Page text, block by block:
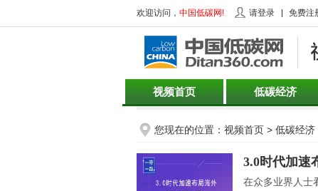
欢迎访问， 中国低碳网! 请登录 免费注
视频首页 低碳经济
您现在的位置： 视频首页 > 低碳经济
" title="3.0时代加速布局
一带一路 环保企业迎万亿
资本蛋糕">
3.0时代加速
在众多业界人士